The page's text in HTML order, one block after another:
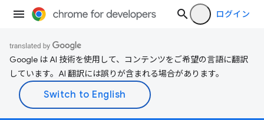
ログイン
Google は AI 技術を使用して、コンテンツをご希望の言語に翻訳
しています。AI 翻訳には誤りが含まれる場合があります。